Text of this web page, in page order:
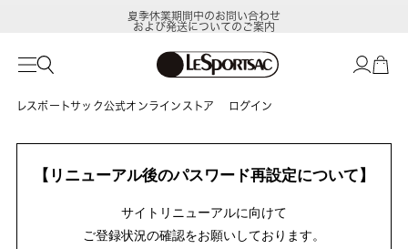
夏季休業期間中のお問い合わせ
および発送についてのご案内
レスポートサック公式オンラインストア ログイン
【リニューアル後のパスワード再設定について】
サイトリニューアルに向けて
ご登録状況の確認をお願いしております。